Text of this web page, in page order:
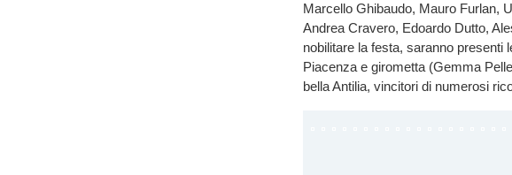
Marcello Ghibaudo, Mauro Furlan,
Andrea Cravero, Edoardo Dutto,
nobilitare la festa, saranno presenti
Piacenza e girometta (Gemma
bella Antilia, vincitori di numerosi